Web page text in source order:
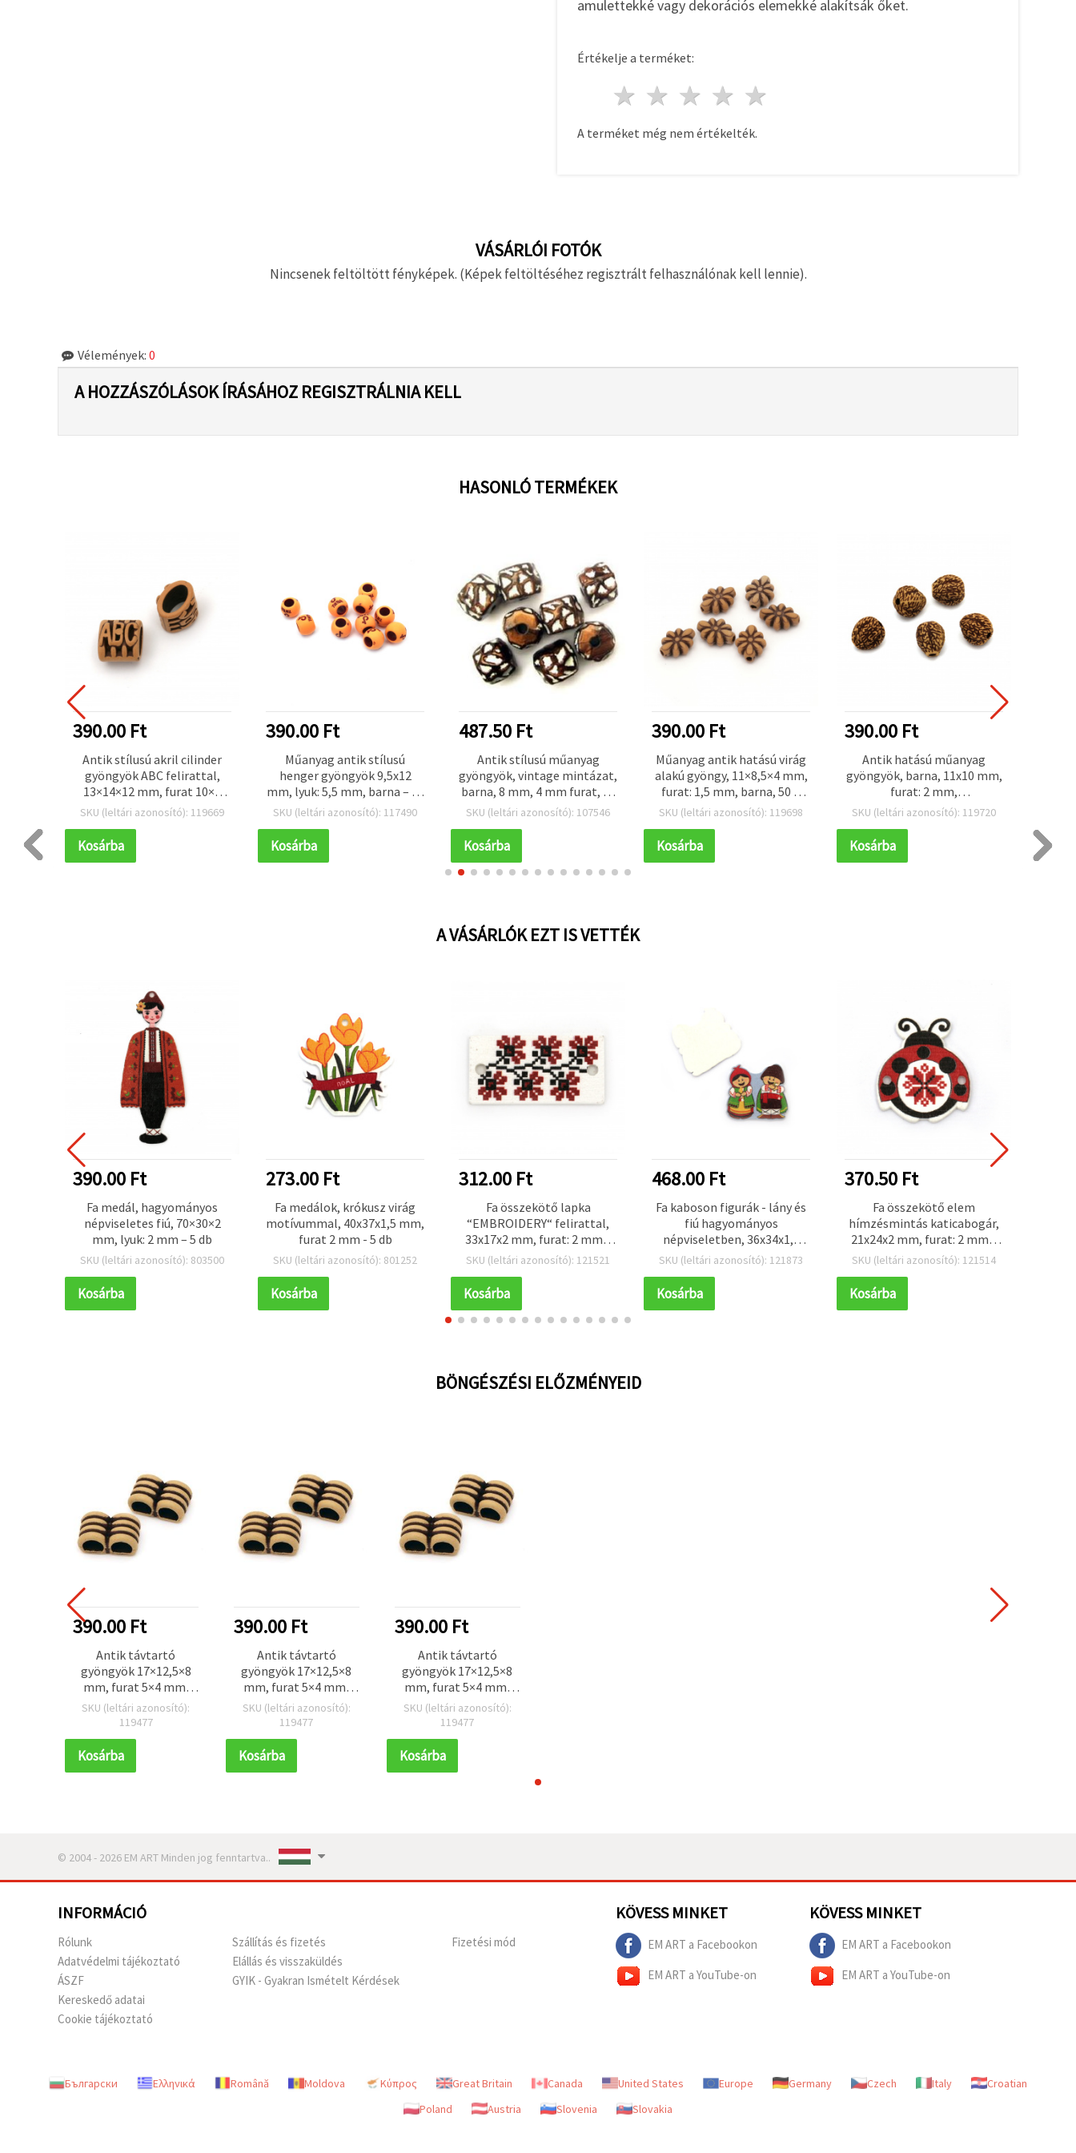
amulettekké vagy dekorációs elemekké alakítsák őket.
Értékelje a terméket:
4 csillagok
3 csillagok
2 csillagok
1 csillag
A terméket még nem értékelték.
VÁSÁRLÓI FOTÓK
Nincsenek feltöltött fényképek. (Képek feltöltéséhez regisztrált felhasználónak kell lennie).
Vélemények: 0
A HOZZÁSZÓLÁSOK ÍRÁSÁHOZ REGISZTRÁLNIA KELL
HASONLÓ TERMÉKEK
390.00 Ft
Antik stílusú akril cilinder
gyöngyök ABC felirattal,
13×14×12 mm, furat 10×5
mm, barna, 50 g (~60 db)
SKU (leltári azonosító): 119669
Kosárba
390.00 Ft
Műanyag antik stílusú
henger gyöngyök 9,5x12
mm, lyuk: 5,5 mm, barna – 50
g (~70 db)
SKU (leltári azonosító): 117490
Kosárba
487.50 Ft
Antik stílusú műanyag
gyöngyök, vintage mintázat,
barna, 8 mm, 4 mm furat, 21
db-os csomag
SKU (leltári azonosító): 107546
Kosárba
390.00 Ft
Műanyag antik hatású virág
alakú gyöngy, 11×8,5×4 mm,
furat: 1,5 mm, barna, 50 g
(~225 db)
SKU (leltári azonosító): 119698
Kosárba
390.00 Ft
Antik hatású műanyag
gyöngyök, barna, 11x10 mm,
furat: 2 mm,
ékszerkészítéshez és
kézműves DIY-hoz, 50 g
SKU (leltári azonosító): 119720
Kosárba
A VÁSÁRLÓK EZT IS VETTÉK
390.00 Ft
Fa medál, hagyományos
népviseletes fiú, 70×30×2
mm, lyuk: 2 mm – 5 db
SKU (leltári azonosító): 803500
Kosárba
273.00 Ft
Fa medálok, krókusz virág
motívummal, 40x37x1,5 mm,
furat 2 mm - 5 db
SKU (leltári azonosító): 801252
Kosárba
312.00 Ft
Fa összekötő lapka
“EMBROIDERY“ felirattal,
33x17x2 mm, furat: 2 mm –
10 db
SKU (leltári azonosító): 121521
Kosárba
468.00 Ft
Fa kaboson figurák - lány és
fiú hagyományos
népviseletben, 36x34x1,5
mm - 10 db
SKU (leltári azonosító): 121873
Kosárba
370.50 Ft
Fa összekötő elem
hímzésmintás katicabogár,
21x24x2 mm, furat: 2 mm –
10 db
SKU (leltári azonosító): 121514
Kosárba
BÖNGÉSZÉSI ELŐZMÉNYEID
390.00 Ft
Antik távtartó
gyöngyök 17×12,5×8
mm, furat 5×4 mm,
barna – 50 g (~75 db)
SKU (leltári azonosító):
119477
Kosárba
390.00 Ft
Antik távtartó
gyöngyök 17×12,5×8
mm, furat 5×4 mm,
barna – 50 g (~75 db)
SKU (leltári azonosító):
119477
Kosárba
390.00 Ft
Antik távtartó
gyöngyök 17×12,5×8
mm, furat 5×4 mm,
barna – 50 g (~75 db)
SKU (leltári azonosító):
119477
Kosárba
© 2004 - 2026 EM ART Minden jog fenntartva..
INFORMÁCIÓ
Rólunk
Adatvédelmi tájékoztató
ÁSZF
Kereskedő adatai
Cookie tájékoztató
Szállítás és fizetés
Elállás és visszaküldés
GYIK - Gyakran Ismételt Kérdések
Fizetési mód
KÖVESS MINKET
EM ART a Facebookon
EM ART a YouTube-on
KÖVESS MINKET
EM ART a Facebookon
EM ART a YouTube-on
Български Ελληνικά Română Moldova Κύπρος Great Britain Canada United States Europe Germany Czech Italy
Croatian
Poland
Austria Slovenia Slovakia